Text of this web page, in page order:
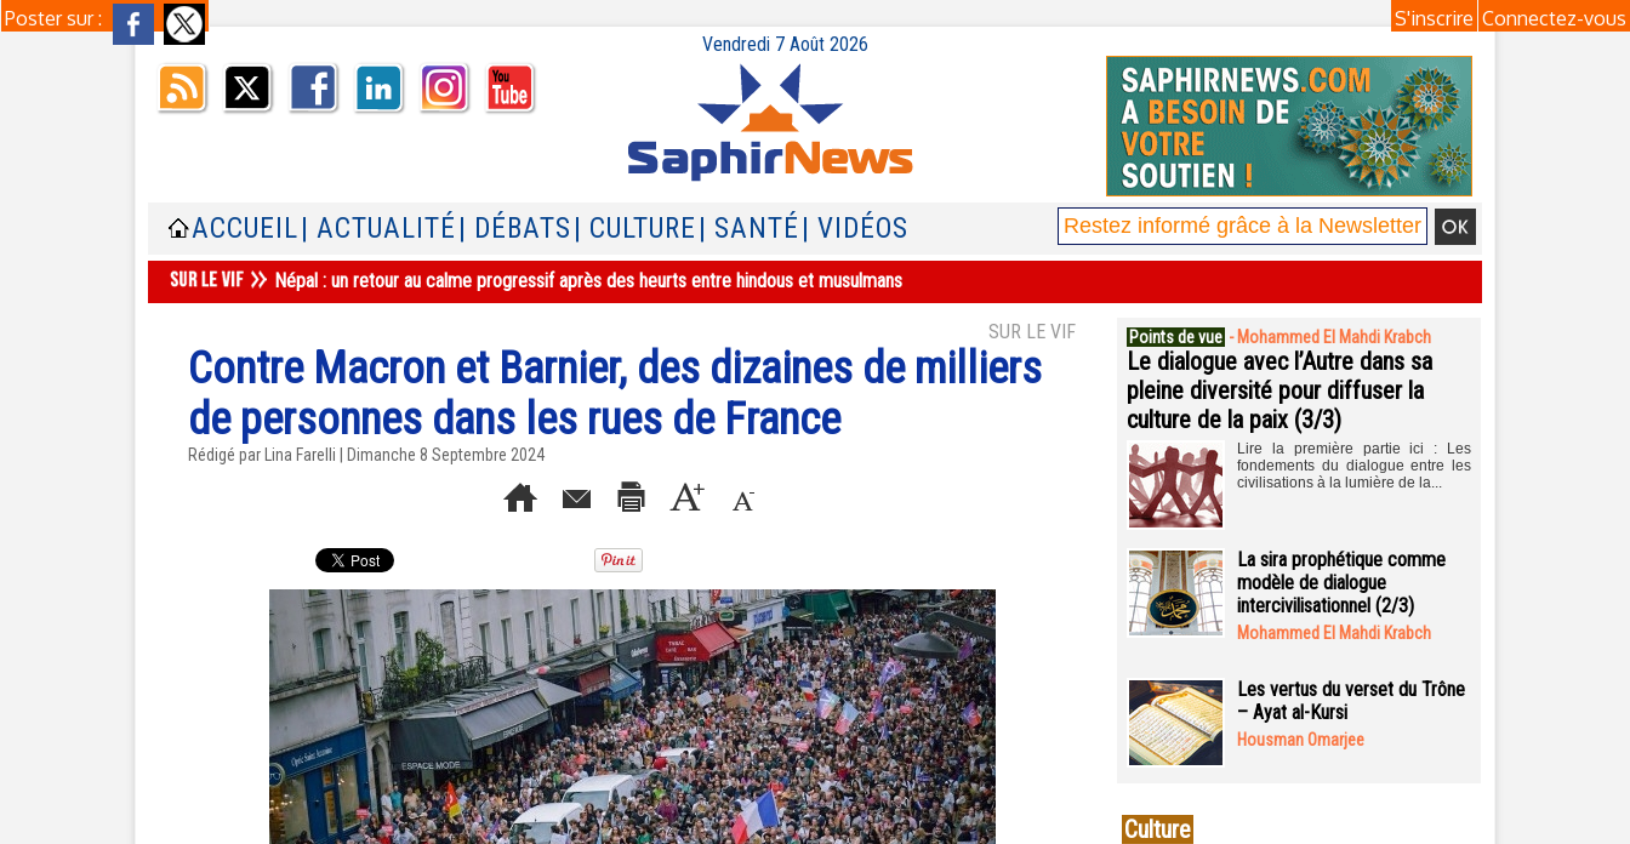
Poster sur : Connectez-vous
S'inscrire
Vendredi 7 Août 2026
ACCUEIL | ACTUALITÉ | DÉBATS | CULTURE | SANTÉ | VIDÉOS
Népal : un retour au calme progressif après des heurts entre hindous et musulmans
SUR LE VIF
Contre Macron et Barnier, des dizaines de milliers
de personnes dans les rues de France
Rédigé par Lina Farelli | Dimanche 8 Septembre 2024
Points de vue - Mohammed El Mahdi Krabch
Le dialogue avec l’Autre dans sa
pleine diversité pour diffuser la
culture de la paix (3/3)
Lire la première partie ici : Les
fondements du dialogue entre les
civilisations à la lumière de la...
La sira prophétique comme
modèle de dialogue
intercivilisationnel (2/3)
Mohammed El Mahdi Krabch
Les vertus du verset du Trône
– Ayat al-Kursi
Housman Omarjee
Culture